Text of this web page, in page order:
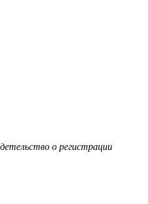
о регистрации